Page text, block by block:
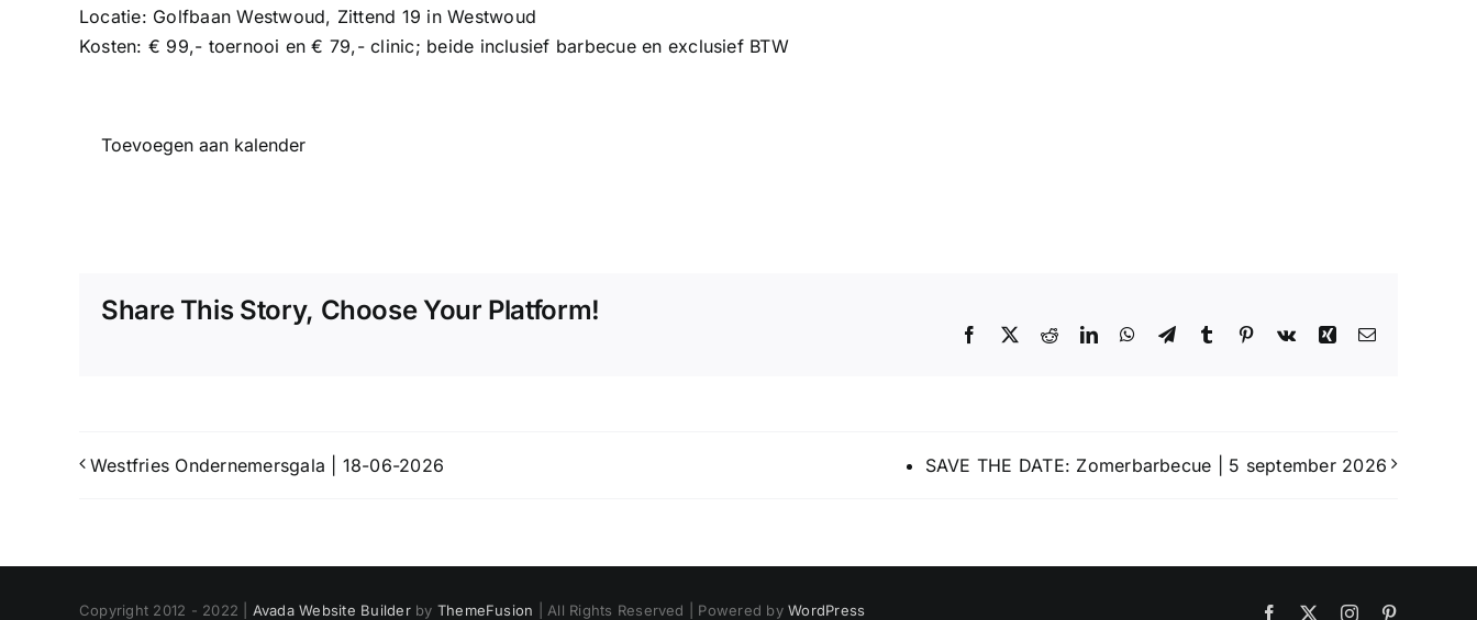
Locatie: Golfbaan Westwoud, Zittend 19 in Westwoud
Kosten: € 99,- toernooi en € 79,- clinic; beide inclusief barbecue en exclusief BTW
Toevoegen aan kalender
Share This Story, Choose Your Platform!
Facebook
X RedditLinkedInWhatsApp
TelegramTumblr Pinterest
Vk Xing E-
Westfries Ondernemersgala | 18-06-2026 SAVE THE DATE: Zomerbarbecue | 5 september 2026
Copyright 2012 - 2022 | Avada Website Builderby ThemeFusion | All Rights Reserved | Powered byWordPress Facebook Instagram